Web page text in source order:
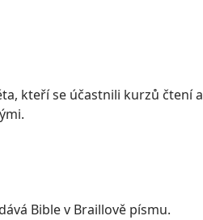
kteří se účastnili kurzů čtení a
Bible v Braillově písmu.